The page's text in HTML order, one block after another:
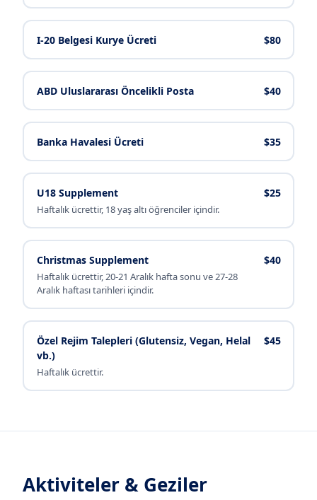
I-20 Belgesi Kurye Ücreti $80
ABD Uluslararası Öncelikli Posta $40
Banka Havalesi Ücreti $35
U18 Supplement
Haftalık ücrettir, 18 yaş altı öğrenciler içindir.
$25
Christmas Supplement
Haftalık ücrettir, 20-21 Aralık hafta sonu ve 27-28
Aralık haftası tarihleri içindir.
$40
Özel Rejim Talepleri (Glutensiz, Vegan, Helal
vb.)
Haftalık ücrettir.
$45
Aktiviteler & Geziler